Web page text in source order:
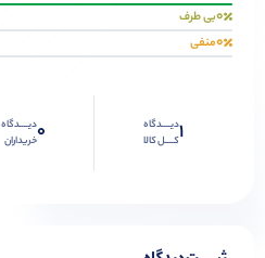
0بی طرف
0منفی
1دیــــدگاه
کــــل کالا
0دیــــدگاه
خریداران